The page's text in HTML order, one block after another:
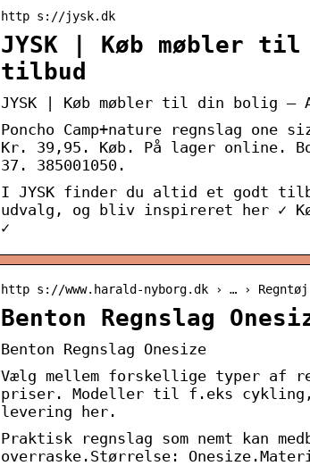
http s://jysk.dk
JYSK | Køb møbler
tilbud
JYSK | Køb møbler til din bolig –
Poncho Camp+nature regnslag one
Kr. 39,95. Køb. På lager online.
37. 385001050.
I JYSK finder du altid et godt
udvalg, og bliv inspireret her ✓
✓
http s://www.harald-nyborg.dk › … › Regntøj
Benton Regnslag
Benton Regnslag Onesize
Vælg mellem forskellige typer af
priser. Modeller til f.eks cykling,
levering her.
Praktisk regnslag som nemt kan
overraske.Størrelse: